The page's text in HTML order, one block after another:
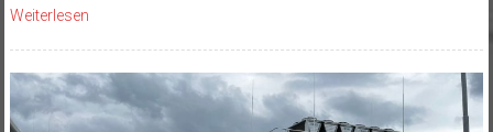
Weiterlesen